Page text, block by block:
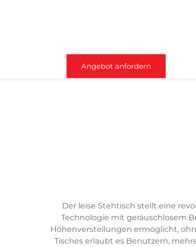
Angebot anfordern
Der leise Stehtisch stellt eine
Technologie mit geräuschlosem
Höhenverstellungen ermöglicht,
Tisches erlaubt es Benutzern,